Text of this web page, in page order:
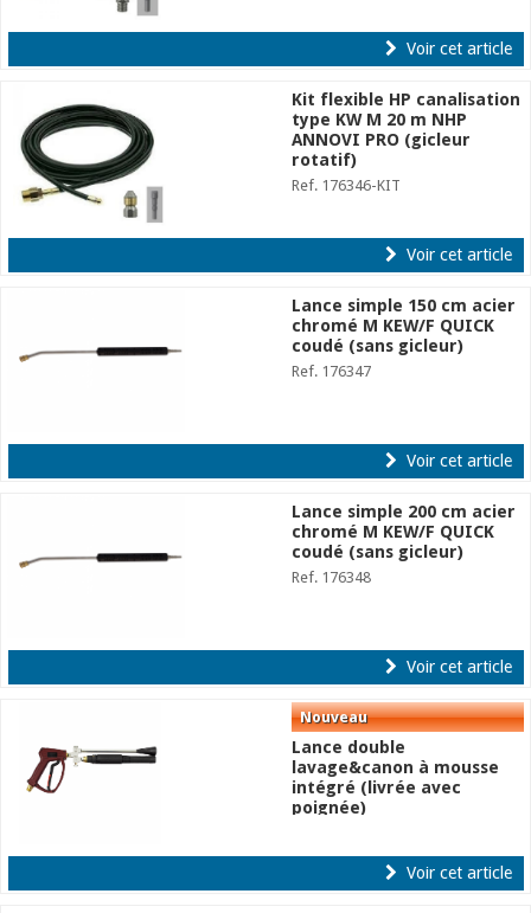
Voir cet article
Kit flexible HP canalisation
type KW M 20 m NHP
ANNOVI PRO (gicleur
rotatif)
Ref. 176346-KIT
Voir cet article
Lance simple 150 cm acier
chromé M KEW/F QUICK
coudé (sans gicleur)
Ref. 176347
Voir cet article
Lance simple 200 cm acier
chromé M KEW/F QUICK
coudé (sans gicleur)
Ref. 176348
Voir cet article
Lance double
lavage&canon à mousse
intégré (livrée avec
poignée)
Voir cet article